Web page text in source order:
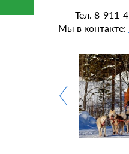
Тел. 8-911-
Мы в контакте: